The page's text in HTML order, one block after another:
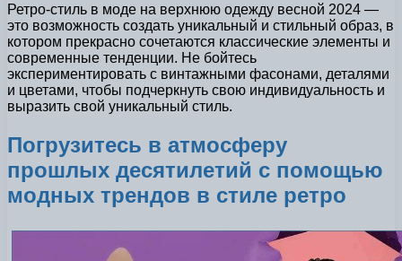
Ретро-стиль в моде на верхнюю одежду весной 2024 —
это возможность создать уникальный и стильный образ, в
котором прекрасно сочетаются классические элементы и
современные тенденции. Не бойтесь
экспериментировать с винтажными фасонами, деталями
и цветами, чтобы подчеркнуть свою индивидуальность и
выразить свой уникальный стиль.
Погрузитесь в атмосферу
прошлых десятилетий с помощью
модных трендов в стиле ретро